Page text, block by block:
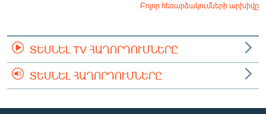
Բոլոր հեռարձակումների արխիվը
ՏԵՍՆԵԼ TV ՀԱՂՈՐԴՈՒՄՆԵՐԸ
ՏԵՍՆԵԼ ՀԱՂՈՐԴՈՒՄՆԵՐԸ